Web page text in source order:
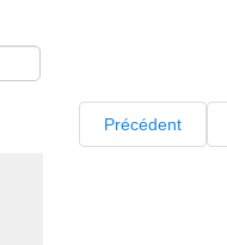
Précédent